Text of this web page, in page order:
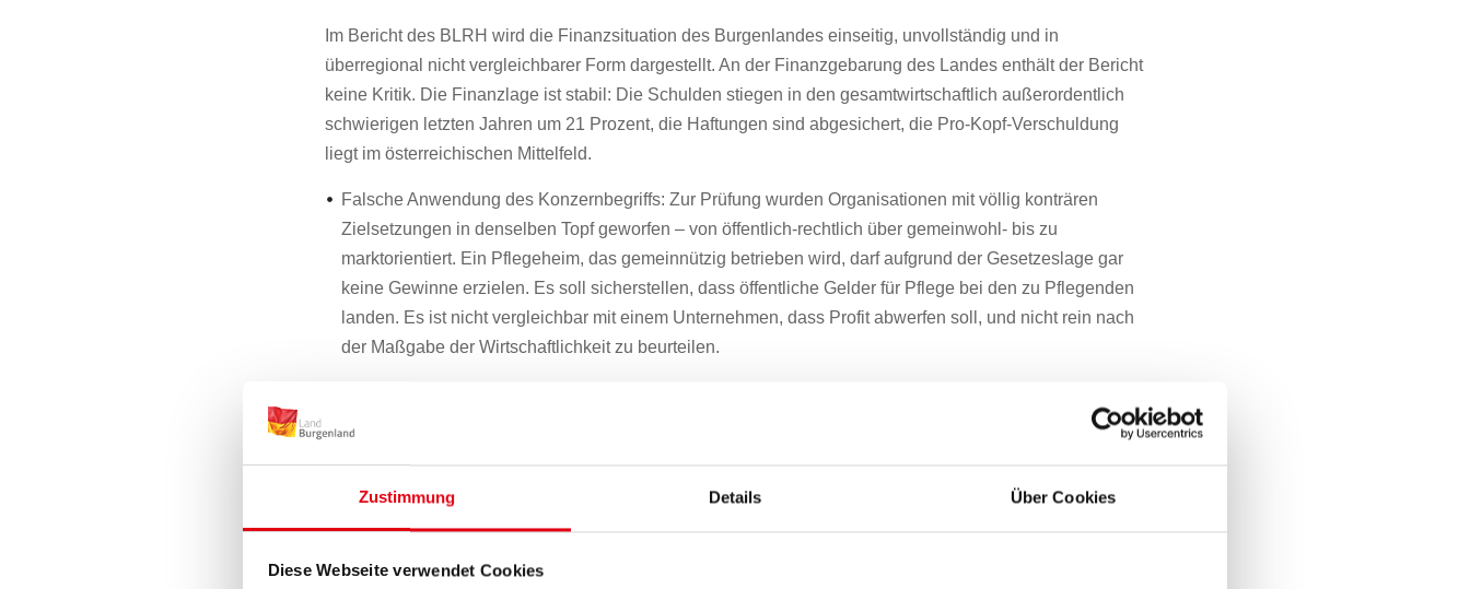
Zustimmung Details Über Cookies
Diese Webseite verwendet Cookies
Im Bericht des BLRH wird die Finanzsituation des Burgenlandes einseitig, unvollständig und in
überregional nicht vergleichbarer Form dargestellt. An der Finanzgebarung des Landes enthält der Bericht
keine Kritik. Die Finanzlage ist stabil: Die Schulden stiegen in den gesamtwirtschaftlich außerordentlich
schwierigen letzten Jahren um 21 Prozent, die Haftungen sind abgesichert, die Pro-Kopf-Verschuldung
liegt im österreichischen Mittelfeld.
Falsche Anwendung des Konzernbegriffs: Zur Prüfung wurden Organisationen mit völlig konträren
Zielsetzungen in denselben Topf geworfen – von öffentlich-rechtlich über gemeinwohl- bis zu
marktorientiert. Ein Pflegeheim, das gemeinnützig betrieben wird, darf aufgrund der Gesetzeslage gar
keine Gewinne erzielen. Es soll sicherstellen, dass öffentliche Gelder für Pflege bei den zu Pflegenden
landen. Es ist nicht vergleichbar mit einem Unternehmen, dass Profit abwerfen soll, und nicht rein nach
der Maßgabe der Wirtschaftlichkeit zu beurteilen.
vorhandene stille Reserven, die im Bericht nicht bewertet wurden, wie bspw. Straßen oder Kulturgüter.
Landesregierung ist auf Investitionen ausgerichtet. Das Burgenland investiert in die Absicherung